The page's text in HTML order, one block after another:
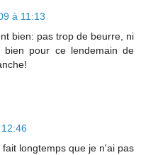
à 11:13
bien: pas trop de beurre, ni
pour ce lendemain de
longtemps que je n'ai pas